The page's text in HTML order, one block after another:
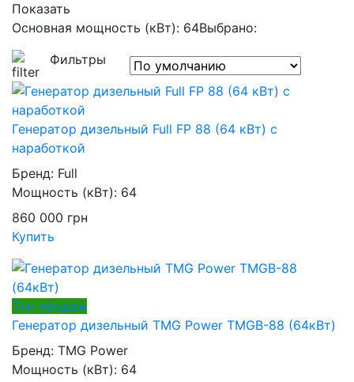
Показать
Основная мощность (кВт): 64Выбрано:
Фильтры
Генератор дизельный Full FP 88 (64 кВт) с
наработкой
Бренд: Full
Мощность (кВт): 64
860 000 грн
Купить
Tоп продаж
Генератор дизельный TMG Power TMGB-88 (64кВт)
Бренд: TMG Power
Мощность (кВт): 64